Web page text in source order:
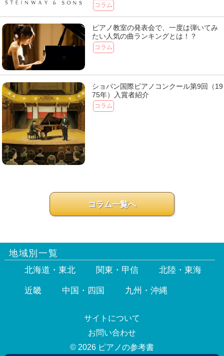
コラム
ピアノ教室の発表会で、一度は弾いてみ
たい人気の曲ランキングとは！？
コラム
ショパン国際ピアノコンクール第9回（19
75年）入賞者紹介
コラム
コラム一覧へ
地域別一覧
北海道・東北 関東・甲信 北陸・東海
近畿 中国・四国 九州・沖縄
サイトについて
お問い合わせ
© 2026 ピアノの参考書